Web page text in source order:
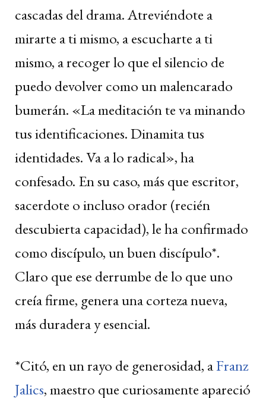
cascadas del drama. Atreviéndote a
mirarte a ti mismo, a escucharte a ti
mismo, a recoger lo que el silencio de
puedo devolver como un malencarado
bumerán. «La meditación te va minando
tus identificaciones. Dinamita tus
identidades. Va a lo radical», ha
confesado. En su caso, más que escritor,
sacerdote o incluso orador (recién
descubierta capacidad), le ha confirmado
como discípulo, un buen discípulo*.
Claro que ese derrumbe de lo que uno
creía firme, genera una corteza nueva,
más duradera y esencial.
*Citó, en un rayo de generosidad, aFranz
Jalics, maestro que curiosamente apareció